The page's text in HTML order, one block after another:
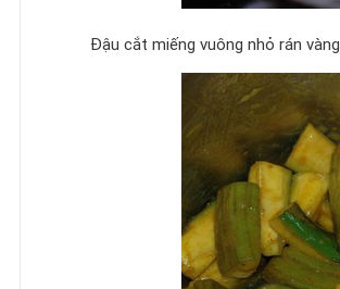
Đậu cắt miếng vuông nhỏ rán